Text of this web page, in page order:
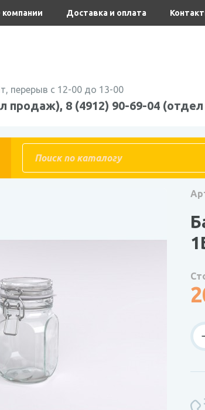
компании Доставка и оплата
перерыв с 12-00 до 13-00
продаж), 8 (4912) 90-69-04
Банки стеклянные с бугельным